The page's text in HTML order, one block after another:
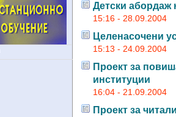
Детски
15:16 - 28.09.2004
Целенасочени
15:13 - 24.09.2004
Проект за
институции
16:04 - 21.09.2004
Проект за